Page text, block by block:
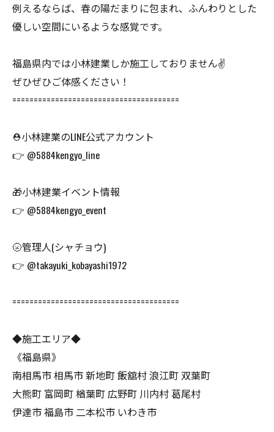
例えるならば、春の陽だまりに包まれ、ふんわりとした
優しい空間にいるような感覚です。
福島県内では小林建業しか施工しておりません✌️
ぜひぜひご体感ください！
=======================================
⛑小林建業のLINE公式アカウント
👉 @5884kengyo_line
🎁小林建業イベント情報
👉 @5884kengyo_event
🌝管理人(シャチョウ)
👉 @takayuki_kobayashi1972
=======================================
◆施工エリア◆
《福島県》
南相馬市 相馬市 新地町 飯舘村 浪江町 双葉町
大熊町 富岡町 楢葉町 広野町 川内村 葛尾村
伊達市 福島市 二本松市 いわき市